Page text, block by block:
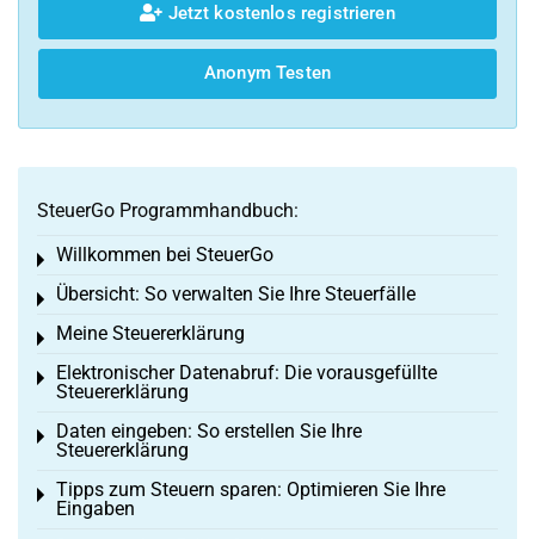
Jetzt kostenlos registrieren
Anonym Testen
SteuerGo Programmhandbuch:
Willkommen bei SteuerGo
Toggle menu
Übersicht: So verwalten Sie Ihre Steuerfälle
Toggle menu
Meine Steuererklärung
Toggle menu
Elektronischer Datenabruf: Die vorausgefüllte
Steuererklärung
Toggle menu
Daten eingeben: So erstellen Sie Ihre
Steuererklärung
Toggle menu
Tipps zum Steuern sparen: Optimieren Sie Ihre
Eingaben
Toggle menu